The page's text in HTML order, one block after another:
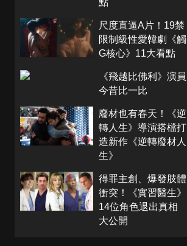
點
尺度直逼A片！19禁
限制級性愛韓劇《觸
G核心》11大看點
《飛越比佛利》演員
今昔比一比
廢材也有春天！《逆
轉人生》導演搭檔打
造新作《逆轉廢材人
生》
得罪主創、爆發肢體
衝突！《實習醫生》
14位角色退出真相
大公開